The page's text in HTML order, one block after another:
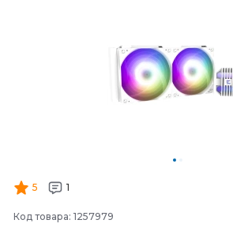
5 1
Код товара: 1257979